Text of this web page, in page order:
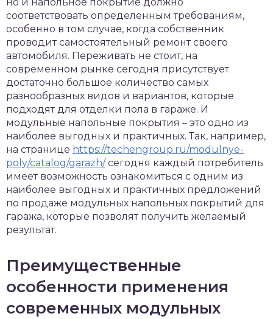
соответствовать определенным требованиям,
особенно в том случае, когда собственник
проводит самостоятельный ремонт своего
автомобиля. Переживать не стоит, на
современном рынке сегодня присутствует
достаточно большое количество самых
разнообразных видов и вариантов, которые
подходят для отделки пола в гараже. И
модульные напольные покрытия – это одно из
наиболее выгодных и практичных. Так, например,
на странице https://techengroup.ru/modulnye-
poly/catalog/garazh/сегодня каждый потребитель
имеет возможность ознакомиться с одним из
наиболее выгодных и практичных предложений
по продаже модульных напольных покрытий для
гаража, которые позволят получить желаемый
результат.
Преимущественные
особенности применения
современных модульных